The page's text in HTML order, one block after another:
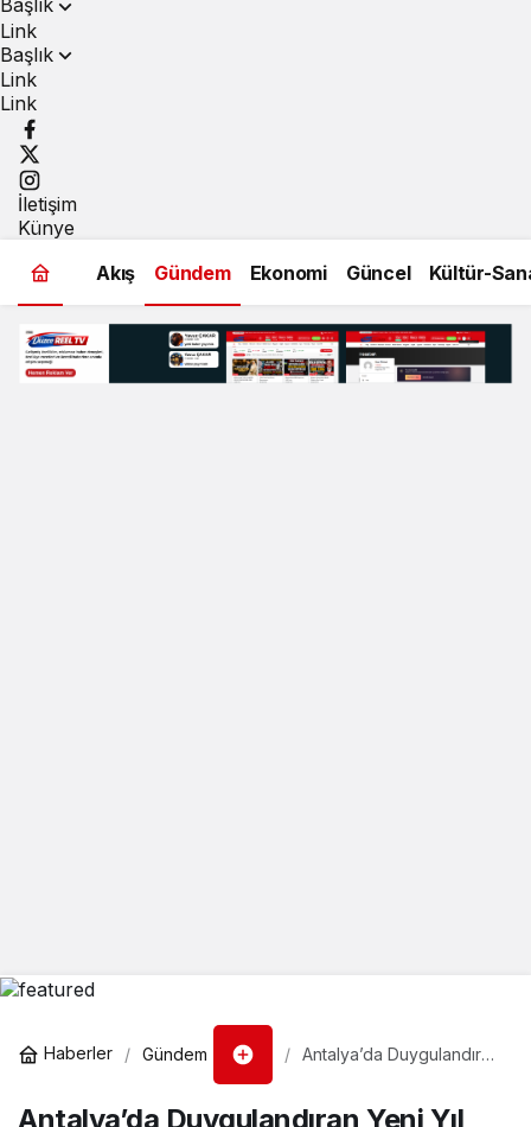
Link
Başlık
Link
Link
İletişim
Künye
Akış
Gündem Ekonomi Güncel Kültür-
Haberler Gündem
Antalya’da Duygulandıran
Antalya’da Duygulandıran Yeni Yıl